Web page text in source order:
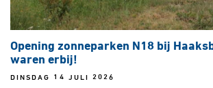
Opening zonneparken N18 bij
waren erbij!
DINSDAG 14 JULI 2026